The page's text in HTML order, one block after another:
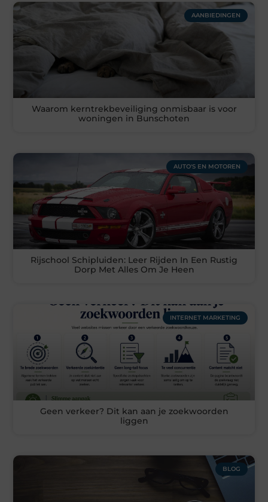
AANBIEDINGEN
Waarom kerntrekbeveiliging onmisbaar is voor
woningen in Bunschoten
AUTO'S EN MOTOREN
Rijschool Schipluiden: Leer Rijden In Een Rustig
Dorp Met Alles Om Je Heen
INTERNET MARKETING
Geen verkeer? Dit kan aan je zoekwoorden
liggen
BLOG